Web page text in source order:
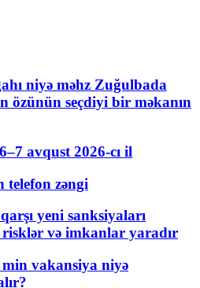
niyə məhz Zuğulbada
özünün seçdiyi bir məkanın
avqust 2026-cı il
telefon zəngi
yeni sanksiyaları
və imkanlar yaradır
vakansiya niyə